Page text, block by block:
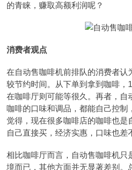
的青睐，赚取高额利润呢？
消费者观点
在自动售咖啡机前排队的消费者认
较节约时间。从下单到拿到咖啡，
在咖啡厅则可能等很久。再者，自
咖啡的口味和调品，都能自己控制
觉得，现在很多咖啡店的咖啡也是
自己直接买，经济实惠，口味也差
相比咖啡厅而言，自动售咖啡机只
境而已，其他方面并无显著差别。